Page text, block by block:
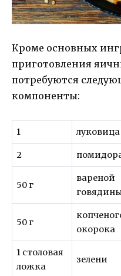
Кроме основных
приготовления
потребуются
компоненты:
1 луковица
2
50 г
вареной
50 г
окорока
1 столовая
ложка
зелени